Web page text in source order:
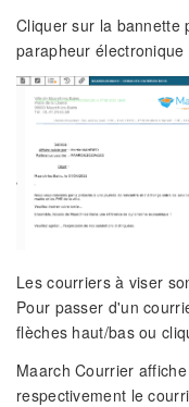
Cliquer sur la bannette
parapheur électronique
Les courriers à viser
Pour passer d'un
flèches haut/bas ou
Maarch Courrier
respectivement le